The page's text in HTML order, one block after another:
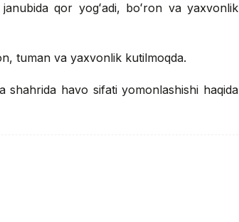
qor yogʻadi, boʻron va yaxvonlik
tuman va yaxvonlik kutilmoqda.
shahrida havo sifati yomonlashishi haqida